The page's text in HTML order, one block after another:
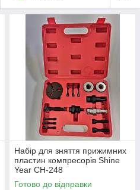
Набір для зняття прижимних
пластин компресорів Shine
Year CH-248
Готово до відправки